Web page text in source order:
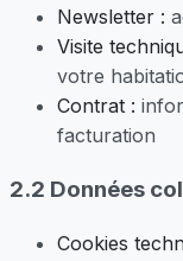
Newsletter :
Visite
votre
Contrat :
facturation
2.2 Données
Cookies